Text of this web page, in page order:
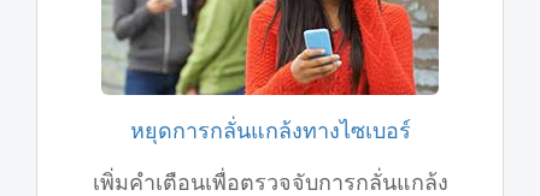
หยุดการกลั่นแกล้งทางไซเบอร์
เพิ่มคําเตือนเพื่อตรวจจับการกลั่นแกล้ง